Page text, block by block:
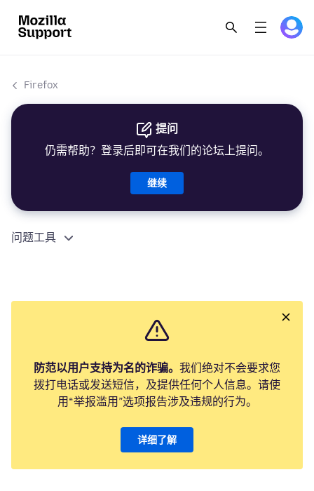
Firefox
提问
仍需帮助？登录后即可在我们的论坛上提问。
继续
问题工具
防范以用户支持为名的诈骗。 我们绝对不会要求您
拨打电话或发送短信，及提供任何个人信息。请使
用“举报滥用”选项报告涉及违规的行为。
详细了解